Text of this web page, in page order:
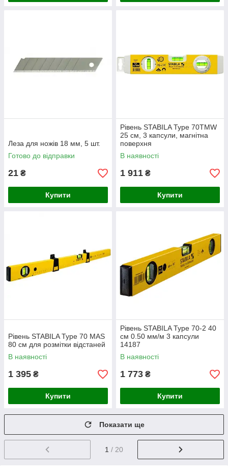
Леза для ножів 18 мм, 5 шт.
Готово до відправки
21 ₴
Купити
Рівень STABILA Type 70ТМW
25 см, 3 капсули, магнітна
поверхня
В наявності
1 911 ₴
Купити
Рівень STABILA Type 70 MAS
80 см для розмітки відстаней
В наявності
1 395 ₴
Купити
Рівень STABILA Type 70-2 40
см 0.50 мм/м 3 капсули
14187
В наявності
1 773 ₴
Купити
Показати ще
1 / 20